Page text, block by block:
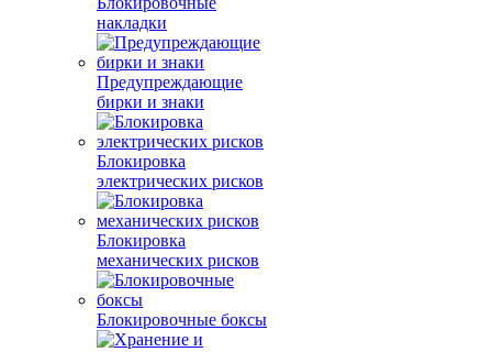
накладки
Предупреждающие
бирки и знаки
Блокировка
электрических рисков
Блокировка
механических рисков
Блокировочные боксы